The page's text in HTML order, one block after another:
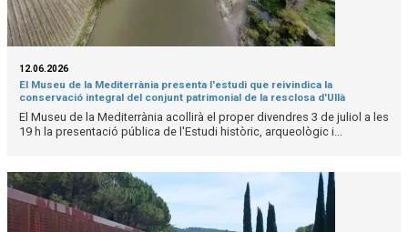
12.06.2026
El Museu de la Mediterrània presenta l'estudi que reivindica la
conservació integral del conjunt patrimonial de la resclosa d'Ullà
El Museu de la Mediterrània acollirà el proper divendres 3 de juliol a les
19 h la presentació pública de l'Estudi històric, arqueològic i...